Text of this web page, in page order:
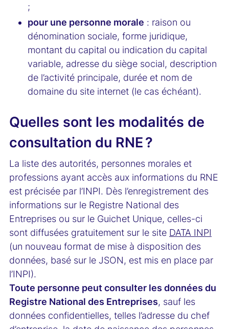
;
pour une personne morale : raison ou
dénomination sociale, forme juridique,
montant du capital ou indication du capital
variable, adresse du siège social, description
de l’activité principale, durée et nom de
domaine du site internet (le cas échéant).
Quelles sont les modalités de
consultation du RNE ?
La liste des autorités, personnes morales et
professions ayant accès aux informations du RNE
est précisée par l’INPI. Dès l’enregistrement des
informations sur le Registre National des
Entreprises ou sur le Guichet Unique, celles-ci
sont diffusées gratuitement sur le site DATA INPI
(un nouveau format de mise à disposition des
données, basé sur le JSON, est mis en place par
l’INPI).
Toute personne peut consulter les données du
Registre National des Entreprises, sauf les
données confidentielles, telles l’adresse du chef